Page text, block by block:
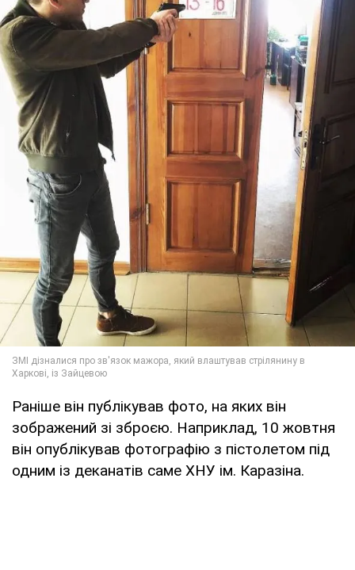
Раніше він публікував фото, на яких він
зображений зі зброєю. Наприклад, 10 жовтня
він опублікував фотографію з пістолетом під
одним із деканатів саме ХНУ ім. Каразіна.